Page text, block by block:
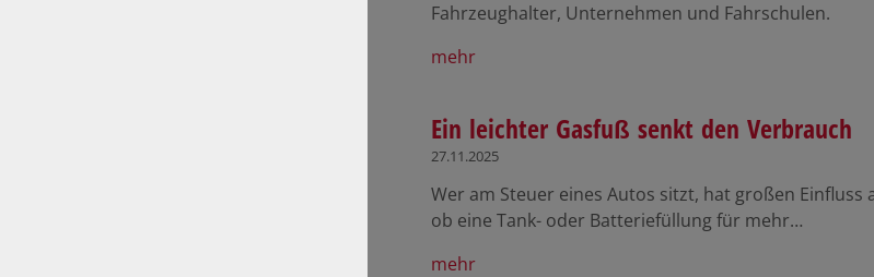
Fahrzeughalter, Unternehmen und Fahrschulen.
mehr
Ein leichter Gasfuß senkt den Verbrauch
27.11.2025
Wer am Steuer eines Autos sitzt, hat großen
ob eine Tank- oder Batteriefüllung für mehr…
mehr